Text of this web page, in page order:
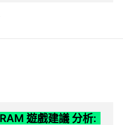
遊戲建議 分析: